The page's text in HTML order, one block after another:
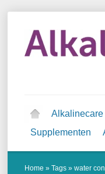
Alkalinecare
Supplementen
Home » Tags » water